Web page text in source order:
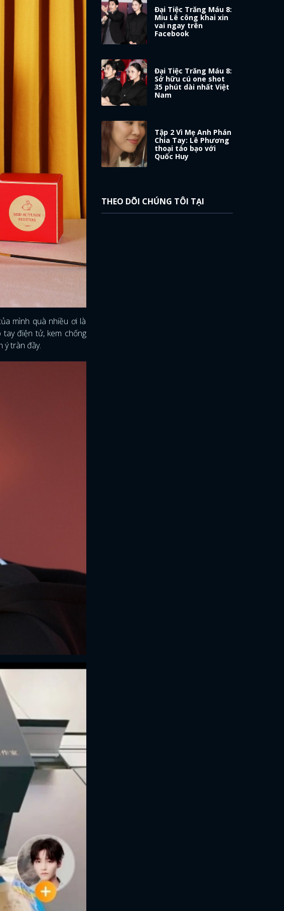
mình quà nhiều ơi là
điện tử, kem chống
ý tràn đầy.
Đại Tiệc Trăng Máu 8:
Miu Lê công khai xin
vai ngay trên
Facebook
Đại Tiệc Trăng Máu 8:
Sở hữu cú one shot
35 phút dài nhất Việt
Nam
Tập 2 Vì Mẹ Anh Phán
Chia Tay: Lê Phương
thoại táo bạo với
Quốc Huy
THEO DÕI CHÚNG TÔI TẠI